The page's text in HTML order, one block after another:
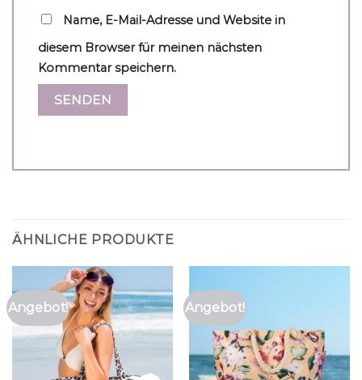
Name, E-Mail-Adresse und Website in
diesem Browser für meinen nächsten
Kommentar speichern.
ÄHNLICHE PRODUKTE
Angebot! Angebot!